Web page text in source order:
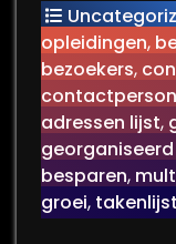
opleidingen,
bezoekers,
adressen lijst,
besparen,
groei, takenlijst